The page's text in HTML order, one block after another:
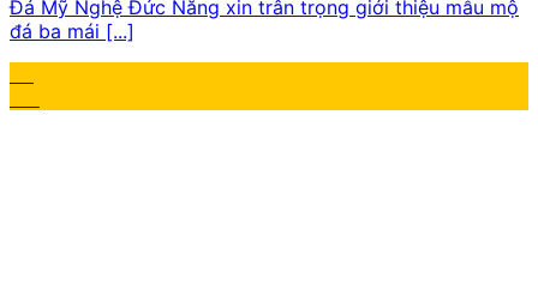
Đá Mỹ Nghệ Đức Năng xin trân trọng giới thiệu mẫu mộ
đá ba mái [...]